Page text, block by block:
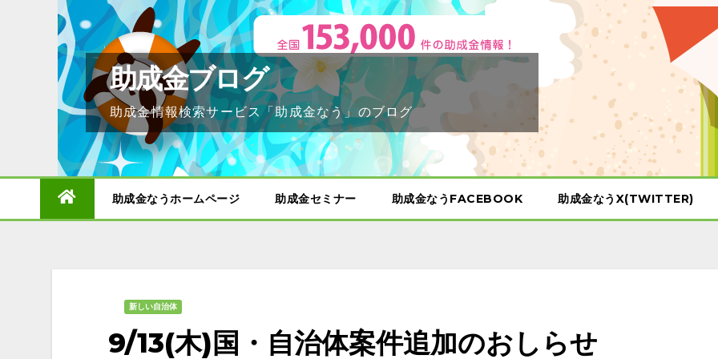
助成金ブログ
助成金情報検索サービス「助成金なう」のブログ
助成金なうホームページ 助成金セミナー 助成金なうFACEBOOK 助成金なうX(TWITTER)
新しい自治体
9/13(木)国・自治体案件追加のおしらせ